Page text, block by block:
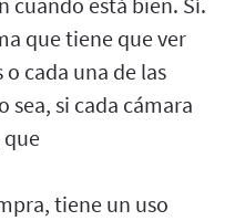
que tiene que ver
cada una de las
sea, si cada cámara
que
tiene un uso